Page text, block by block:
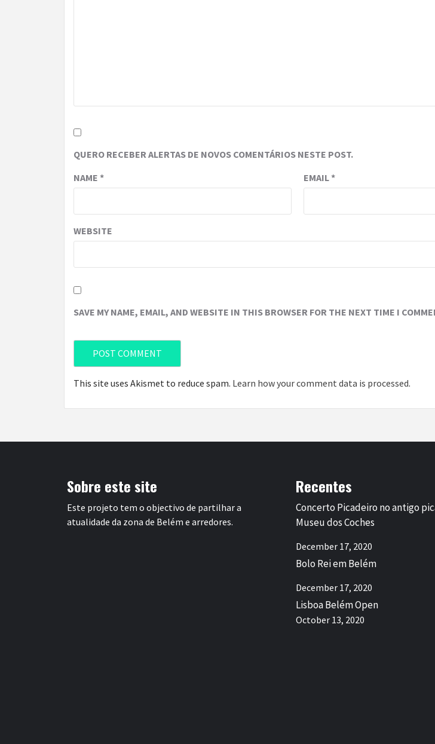
QUERO RECEBER ALERTAS DE NOVOS COMENTÁRIOS NESTE POST.
NAME * EMAIL*
WEBSITE
SAVE MY NAME, EMAIL, AND WEBSITE IN THIS BROWSER FOR THE NEXT TIME I
This site uses Akismet to reduce spam. Learn how your comment data is processed.
Sobre este site
Este projeto tem o objectivo de partilhar a
atualidade da zona de Belém e arredores.
Recentes
Concerto Picadeiro no antigo
Museu dos Coches
December 17, 2020
Bolo Rei em Belém
December 17, 2020
Lisboa Belém Open
October 13, 2020